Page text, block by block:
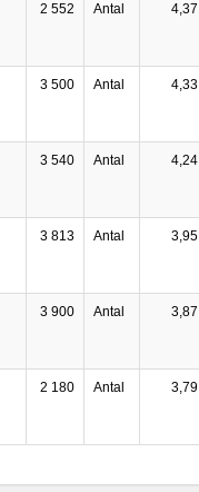
2 552 Antal 4,37
3 500 Antal 4,33
3 540 Antal 4,24
3 813 Antal 3,95
3 900 Antal 3,87
2 180 Antal 3,79